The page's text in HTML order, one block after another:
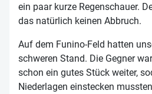
ein paar kurze Regenschauer.
das natürlich keinen Abbruch.
Auf dem Funino-Feld hatten
schweren Stand. Die Gegner
schon ein gutes Stück weiter,
Niederlagen einstecken